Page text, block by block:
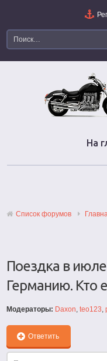
На
Список форумов
Поездка в июле
Германию. Кто
Модераторы: Daxon,teo123,
Ответить